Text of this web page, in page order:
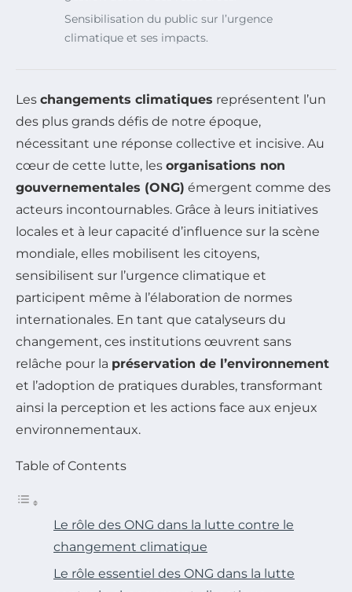
Sensibilisation du public sur l’urgence
climatique et ses impacts.
Les changements climatiques représentent l’un
des plus grands défis de notre époque,
nécessitant une réponse collective et incisive. Au
cœur de cette lutte, les organisations non
gouvernementales (ONG) émergent comme des
acteurs incontournables. Grâce à leurs initiatives
locales et à leur capacité d’influence sur la scène
mondiale, elles mobilisent les citoyens,
sensibilisent sur l’urgence climatique et
participent même à l’élaboration de normes
internationales. En tant que catalyseurs du
changement, ces institutions œuvrent sans
relâche pour la préservation de l’environnement
et l’adoption de pratiques durables, transformant
ainsi la perception et les actions face aux enjeux
environnementaux.
Table of Contents
Le rôle des ONG dans la lutte contre le
changement climatique
Le rôle essentiel des ONG dans la lutte